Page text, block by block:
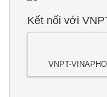
Kết nối với
VNPT-